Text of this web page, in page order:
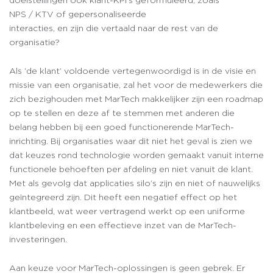
NPS / KTV of gepersonaliseerde
interacties, en zijn die vertaald naar de rest van de
organisatie?
Als ‘de klant’ voldoende vertegenwoordigd is in de visie en
missie van een organisatie, zal het voor de medewerkers die
zich bezighouden met MarTech makkelijker zijn een roadmap
op te stellen en deze af te stemmen met anderen die
belang hebben bij een goed functionerende MarTech-
inrichting. Bij organisaties waar dit niet het geval is zien we
dat keuzes rond technologie worden gemaakt vanuit interne
functionele behoeften per afdeling en niet vanuit de klant.
Met als gevolg dat applicaties silo’s zijn en niet of nauwelijks
geïntegreerd zijn. Dit heeft een negatief effect op het
klantbeeld, wat weer vertragend werkt op een uniforme
klantbeleving en een effectieve inzet van de MarTech-
investeringen.
Aan keuze voor MarTech-oplossingen is geen gebrek. Er